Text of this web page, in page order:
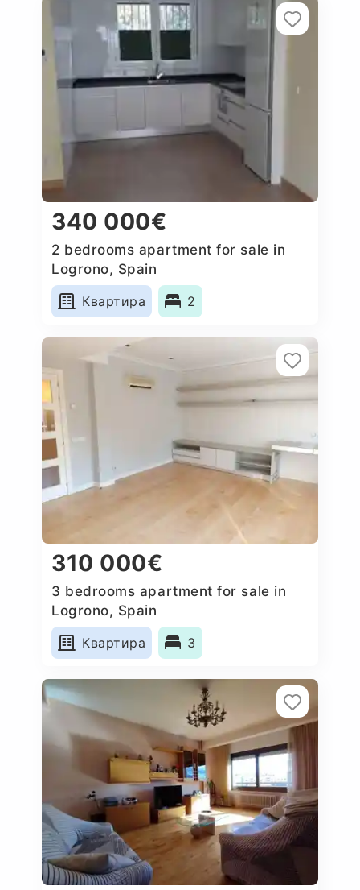
340 000€
2 bedrooms apartment for sale in
Logrono, Spain
Квартира
2
310 000€
3 bedrooms apartment for sale in
Logrono, Spain
Квартира
3